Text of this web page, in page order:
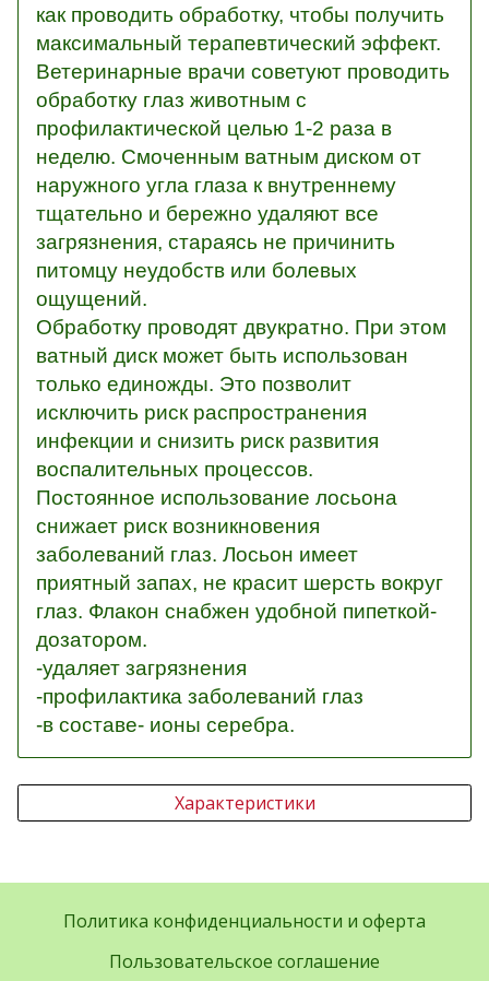
как проводить обработку, чтобы получить
максимальный терапевтический эффект.
Ветеринарные врачи советуют проводить
обработку глаз животным с
профилактической целью 1-2 раза в
неделю. Смоченным ватным диском от
наружного угла глаза к внутреннему
тщательно и бережно удаляют все
загрязнения, стараясь не причинить
питомцу неудобств или болевых
ощущений.
Обработку проводят двукратно. При этом
ватный диск может быть использован
только единожды. Это позволит
исключить риск распространения
инфекции и снизить риск развития
воспалительных процессов.
Постоянное использование лосьона
снижает риск возникновения
заболеваний глаз. Лосьон имеет
приятный запах, не красит шерсть вокруг
глаз. Флакон снабжен удобной пипеткой-
дозатором.
-удаляет загрязнения
-профилактика заболеваний глаз
-в составе- ионы серебра.
Характеристики
Политика конфиденциальности и оферта
Пользовательское соглашение